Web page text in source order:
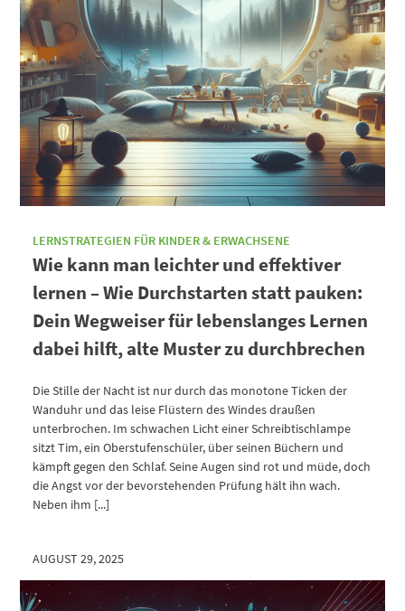
LERNSTRATEGIEN FÜR KINDER & ERWACHSENE
Wie kann man leichter und effektiver
lernen – Wie Durchstarten statt pauken:
Dein Wegweiser für lebenslanges Lernen
dabei hilft, alte Muster zu durchbrechen
Die Stille der Nacht ist nur durch das monotone Ticken der
Wanduhr und das leise Flüstern des Windes draußen
unterbrochen. Im schwachen Licht einer Schreibtischlampe
sitzt Tim, ein Oberstufenschüler, über seinen Büchern und
kämpft gegen den Schlaf. Seine Augen sind rot und müde, doch
die Angst vor der bevorstehenden Prüfung hält ihn wach.
Neben ihm [...]
AUGUST 29, 2025